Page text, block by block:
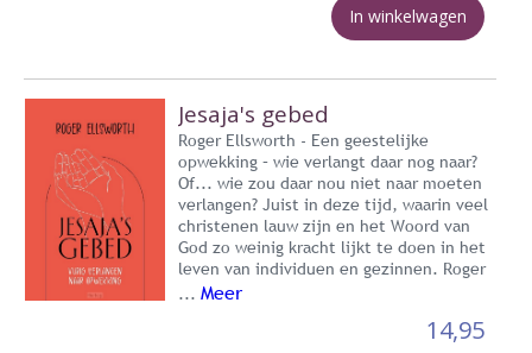
In winkelwagen
Jesaja's gebed
Roger Ellsworth - Een geestelijke
opwekking – wie verlangt daar nog naar?
Of... wie zou daar nou niet naar moeten
verlangen? Juist in deze tijd, waarin veel
christenen lauw zijn en het Woord van
God zo weinig kracht lijkt te doen in het
leven van individuen en gezinnen. Roger
... Meer
14,95